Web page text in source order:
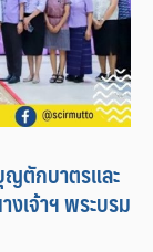
ตักบาตรและ
เจ้าฯ พระบรม